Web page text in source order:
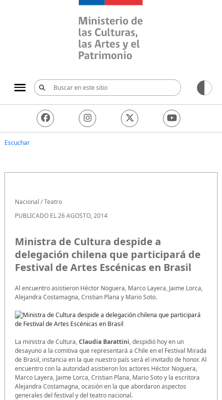
Ministerio de las
Escuchar
Nacional /Teatro
PUBLICADO EL 26 AGOSTO, 2014
Ministra de Cultura despide a
delegación chilena que participará de
Festival de Artes Escénicas en Brasil
Al encuentro asistieron Héctor Noguera, Marco Layera, Jaime Lorca,
Alejandra Costamagna, Cristian Plana y Mario Soto.
La ministra de Cultura,Claudia Barattini, despidió hoy en un
desayuno a la comitiva que representará a Chile en el Festival Mirada
de Brasil, instancia en la que nuestro país será el invitado de honor. Al
encuentro con la autoridad asistieron los actores Héctor Noguera,
Marco Layera, Jaime Lorca, Cristian Plana, Mario Soto y la escritora
Alejandra Costamagna, ocasión en la que abordaron aspectos
generales del festival y del teatro nacional.